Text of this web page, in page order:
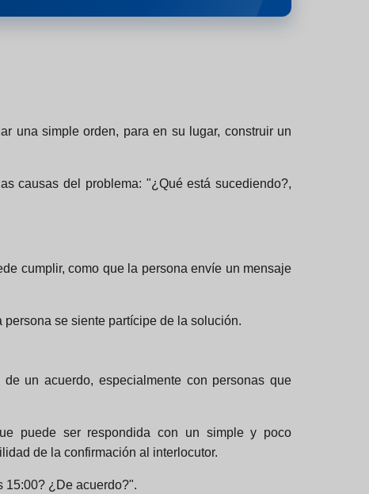
una simple orden, para en su lugar, construir un
causas del problema: "¿Qué está sucediendo?,
cumplir, como que la persona envíe un mensaje
se siente partícipe de la solución.
un acuerdo, especialmente con personas que
puede ser respondida con un simple y poco
de la confirmación al interlocutor.
15:00? ¿De acuerdo?".